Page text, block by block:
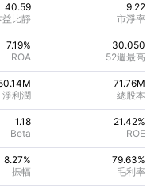
40.59
益比靜
9.22
市淨率
7.19%
ROA
30.050
52週最高
淨利潤
71.76M
總股本
1.18
Beta
21.42%
ROE
8.27%
振幅
79.63%
毛利率